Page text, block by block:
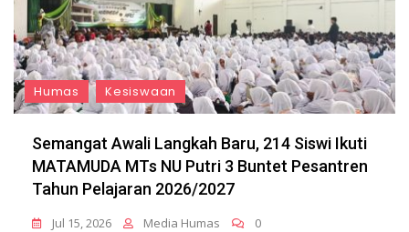
Humas Kesiswaan
Semangat Awali Langkah Baru, 214 Siswi Ikuti
MATAMUDA MTs NU Putri 3 Buntet Pesantren
Tahun Pelajaran 2026/2027
Jul 15, 2026 Media Humas 0